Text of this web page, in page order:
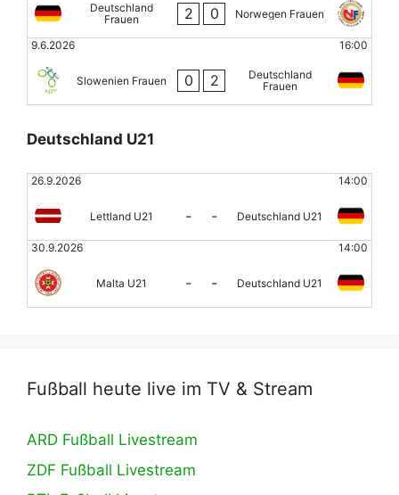
Deutschland
Frauen
2 0 Norwegen Frauen
9.6.2026 16:00
Slowenien Frauen 0 2
Deutschland
Frauen
Deutschland U21
26.9.2026 14:00
Lettland U21 - - Deutschland U21
30.9.2026 14:00
Malta U21 - - Deutschland U21
Fußball heute live im TV & Stream
ARD Fußball Livestream
ZDF Fußball Livestream